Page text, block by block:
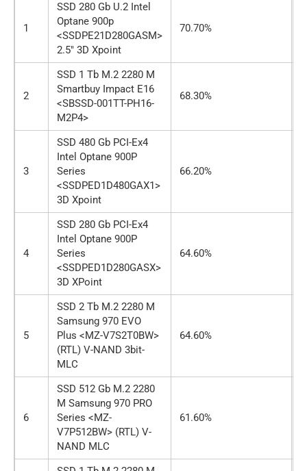
1
SSD 280 Gb U.2 Intel
Optane 900p
<SSDPE21D280GASM>
2.5″ 3D Xpoint
70.70%
2
SSD 1 Tb M.2 2280 M
Smartbuy Impact E16
<SBSSD-001TT-PH16-
M2P4>
68.30%
3
SSD 480 Gb PCI-Ex4
Intel Optane 900P
Series
<SSDPED1D480GAX1>
3D Xpoint
66.20%
4
SSD 280 Gb PCI-Ex4
Intel Optane 900P
Series
<SSDPED1D280GASX>
3D XPoint
64.60%
5
SSD 2 Tb M.2 2280 M
Samsung 970 EVO
Plus <MZ-V7S2T0BW>
(RTL) V-NAND 3bit-
MLC
64.60%
6
SSD 512 Gb M.2 2280
M Samsung 970 PRO
Series <MZ-
V7P512BW> (RTL) V-
NAND MLC
61.60%